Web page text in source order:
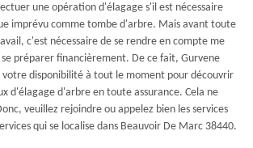
une opération d'élagage s'il est nécessaire
imprévu comme tombe d'arbre. Mais avant toute
c'est nécessaire de se rendre en compte me
préparer financièrement. De ce fait, Gurvene
votre disponibilité à tout le moment pour découvrir
d'élagage d'arbre en toute assurance. Cela ne
veuillez rejoindre ou appelez bien les services
qui se localise dans Beauvoir De Marc 38440.